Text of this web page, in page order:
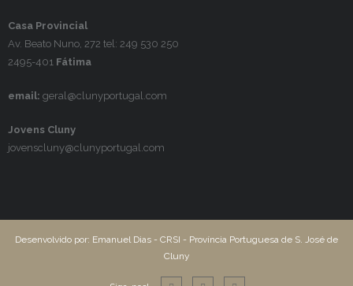
Casa Provincial
Av. Beato Nuno, 272 tel: 249 530 250
2495-401 Fátima
email: geral@clunyportugal.com
Jovens Cluny
jovenscluny@clunyportugal.com
Desenvolvido por: Emanuel Dias - CRSI - Província Portuguesa de S. José de
Cluny